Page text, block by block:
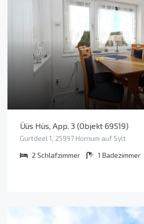
Üüs Hüs, App. 3 (Objekt 69519)
Gurtdeel 1, 25997 Hörnum auf Sylt
2 Schlafzimmer 1 Badezimmer